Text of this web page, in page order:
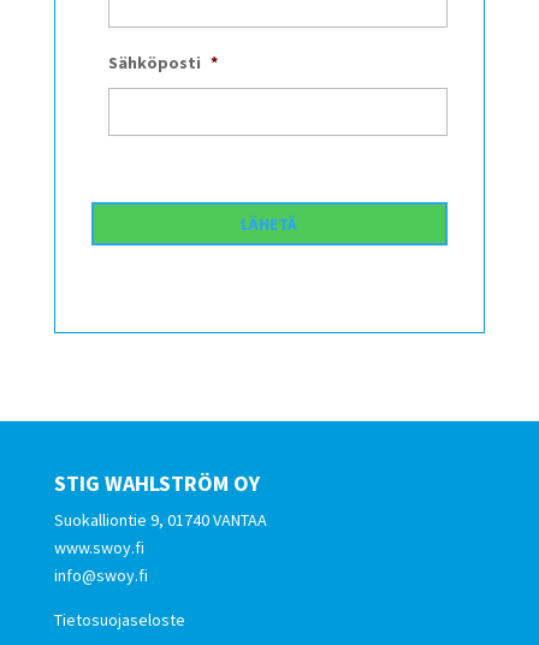
Sähköposti *
STIG WAHLSTRÖM OY
Suokalliontie 9, 01740 VANTAA
www.swoy.fi
info@swoy.fi
Tietosuojaseloste